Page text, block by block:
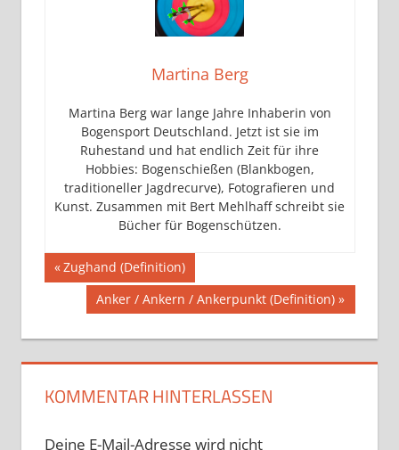
Martina Berg
Martina Berg war lange Jahre Inhaberin von
Bogensport Deutschland. Jetzt ist sie im
Ruhestand und hat endlich Zeit für ihre
Hobbies: Bogenschießen (Blankbogen,
traditioneller Jagdrecurve), Fotografieren und
Kunst. Zusammen mit Bert Mehlhaff schreibt sie
Bücher für Bogenschützen.
Beitragsnavigation
Vorheriger
Beitrag:
Zughand (Definition)
Nächster
Beitrag:
Anker / Ankern / Ankerpunkt (Definition)
KOMMENTAR HINTERLASSEN
Deine E-Mail-Adresse wird nicht